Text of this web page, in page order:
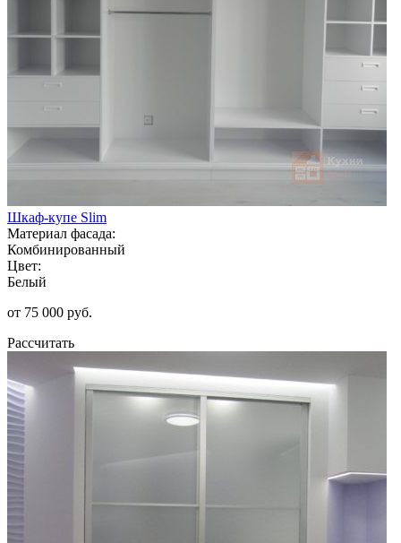
Шкаф-купе Slim
Материал фасада:
Комбинированный
Цвет:
Белый
от 75 000 руб.
Рассчитать